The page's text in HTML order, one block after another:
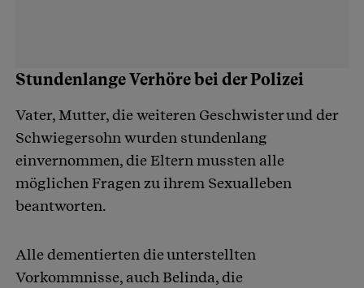
Stundenlange Verhöre bei der Polizei
Vater, Mutter, die weiteren Geschwister und der
Schwiegersohn wurden stundenlang
einvernommen, die Eltern mussten alle
möglichen Fragen zu ihrem Sexualleben
beantworten.
Alle dementierten die unterstellten
Vorkommnisse, auch Belinda, die